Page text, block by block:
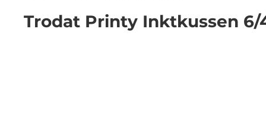
Trodat Printy Inktkussen 6/